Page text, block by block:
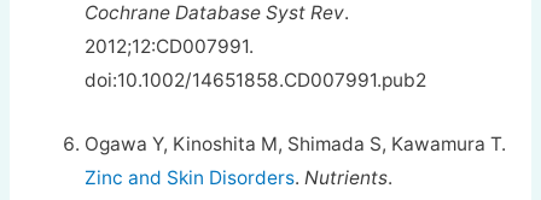
Cochrane Database Syst Rev.
2012;12:CD007991.
doi:10.1002/14651858.CD007991.pub2
Ogawa Y, Kinoshita M, Shimada S, Kawamura T.
Zinc and Skin Disorders.Nutrients.